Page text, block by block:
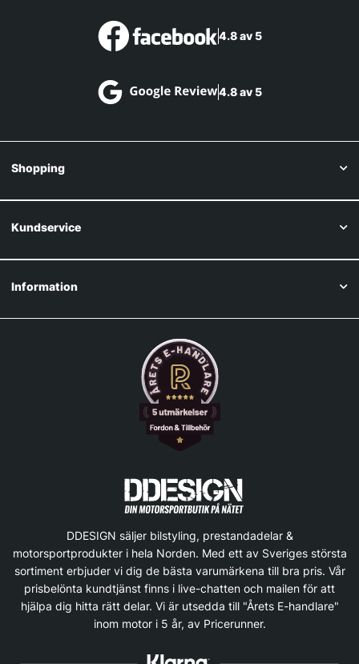
4.8 av 5
4.8 av 5
Shopping
Kundservice
Information
DDESIGN säljer bilstyling, prestandadelar &
motorsportprodukter i hela Norden. Med ett av Sveriges största
sortiment erbjuder vi dig de bästa varumärkena till bra pris. Vår
prisbelönta kundtjänst finns i live-chatten och mailen för att
hjälpa dig hitta rätt delar. Vi är utsedda till "Årets E-handlare"
inom motor i 5 år, av Pricerunner.